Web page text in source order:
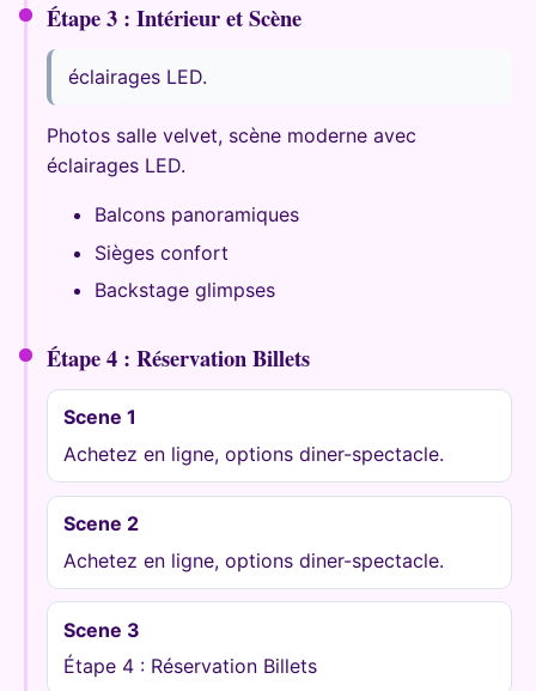
Étape 3 : Intérieur et Scène
éclairages LED.
Photos salle velvet, scène moderne avec
éclairages LED.
Balcons panoramiques
Sièges confort
Backstage glimpses
Étape 4 : Réservation Billets
Scene 1
Achetez en ligne, options diner-spectacle.
Scene 2
Achetez en ligne, options diner-spectacle.
Scene 3
Étape 4 : Réservation Billets